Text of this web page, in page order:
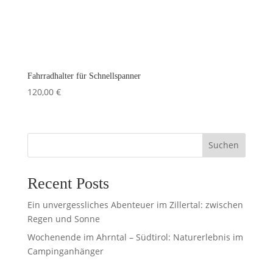
Fahrradhalter für Schnellspanner
120,00 €
Suchen
Recent Posts
Ein unvergessliches Abenteuer im Zillertal: zwischen
Regen und Sonne
Wochenende im Ahrntal – Südtirol: Naturerlebnis im
Campinganhänger